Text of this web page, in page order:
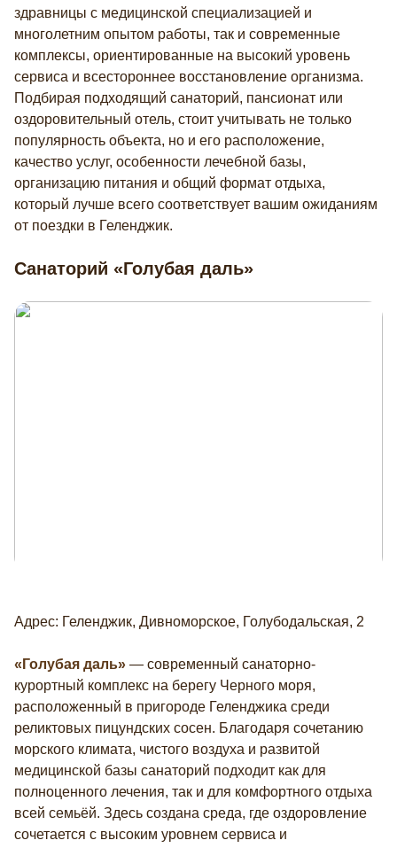
здравницы с медицинской специализацией и
многолетним опытом работы, так и современные
комплексы, ориентированные на высокий уровень
сервиса и всестороннее восстановление организма.
Подбирая подходящий санаторий, пансионат или
оздоровительный отель, стоит учитывать не только
популярность объекта, но и его расположение,
качество услуг, особенности лечебной базы,
организацию питания и общий формат отдыха,
который лучше всего соответствует вашим ожиданиям
от поездки в Геленджик.
Санаторий «Голубая даль»
Адрес: Геленджик, Дивноморское, Голубодальская, 2
«Голубая даль» — современный санаторно-
курортный комплекс на берегу Черного моря,
расположенный в пригороде Геленджика среди
реликтовых пицундских сосен. Благодаря сочетанию
морского климата, чистого воздуха и развитой
медицинской базы санаторий подходит как для
полноценного лечения, так и для комфортного отдыха
всей семьёй. Здесь создана среда, где оздоровление
сочетается с высоким уровнем сервиса и